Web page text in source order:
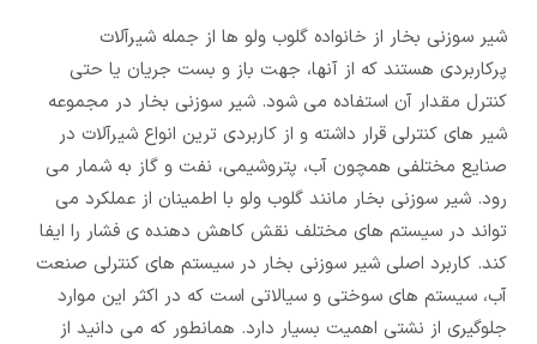
شیر سوزنی بخار از خانواده گلوب ولو ها از جمله شیرآلات
پرکاربردی هستند که از آنها، جهت باز و بست جریان یا حتی
کنترل مقدار آن استفاده می شود. شیر سوزنی بخار در مجموعه
شیر های کنترلی قرار داشته و از کاربردی ترین انواع شیرآلات در
صنایع مختلفی همچون آب، پتروشیمی، نفت و گاز به شمار می
رود. شیر سوزنی بخار مانند گلوب ولو با اطمینان از عملکرد می
تواند در سیستم های مختلف نقش کاهش دهنده ی فشار را ایفا
کند. کاربرد اصلی شیر سوزنی بخار در سیستم های کنترلی صنعت
آب، سیستم های سوختی و سیالاتی است که در اکثر این موارد
جلوگیری از نشتی اهمیت بسیار دارد. همانطور که می دانید از